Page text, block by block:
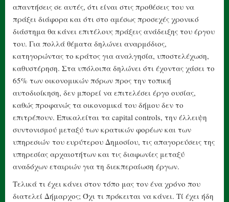
απαντήσεις σε αυτές, ότι είναι στις προθέσεις του να
πράξει διάφορα και ότι στο αμέσως προσεχές χρονικό
διάστημα θα κάνει επιτέλους πράξεις ανάδειξης του έργου
του. Για πολλά θέματα δηλώνει αναρμόδιος,
κατηγορώντας το κράτος για αναλγησία, υποστελέχωση,
καθυστέρηση. Στα υπόλοιπα δηλώνει ότι έχοντας χάσει το
65% των οικονομικών πόρων προς την τοπική
αυτοδιοίκηση, δεν μπορεί να επιτελέσει έργο ουσίας,
καθώς προφανώς τα οικονομικά του δήμου δεν το
επιτρέπουν. Επικαλείται τα capital controls, την έλλειψη
συντονισμού μεταξύ των κρατικών φορέων και των
υπηρεσιών του ευρύτερου Δημοσίου, τις απαγορεύσεις της
υπηρεσίας αρχαιοτήτων και τις διαφωνίες μεταξύ
αναδόχων εταιριών για τη διεκπεραίωση έργων.
Τελικά τι έχει κάνει στον τόπο μας τον ένα χρόνο που
διατελεί Δήμαρχος; Όχι τι πρόκειται να κάνει. Τί έχει ήδη